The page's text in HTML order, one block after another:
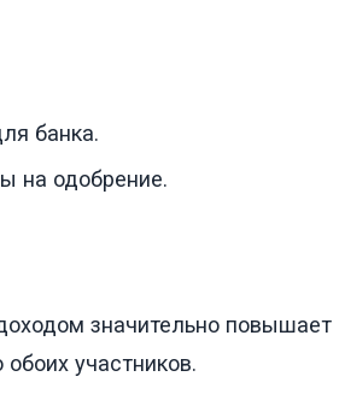
банка.
на одобрение.
значительно повышает
участников.